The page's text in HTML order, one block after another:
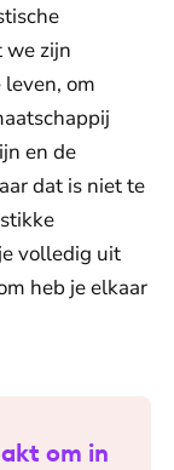
we zijn
om
en de
dat is niet te
volledig uit
heb je elkaar
om in